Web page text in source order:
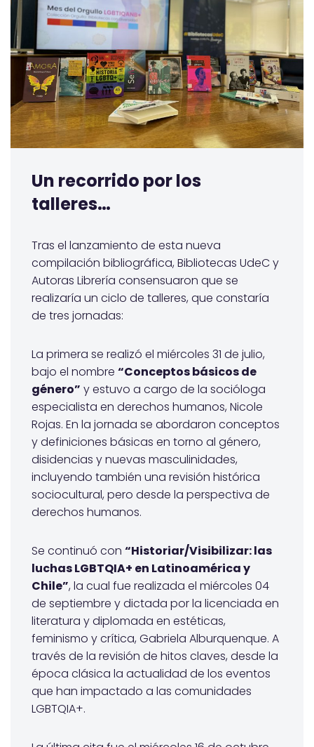
Un recorrido por los
talleres…
Tras el lanzamiento de esta nueva
compilación bibliográfica, Bibliotecas UdeC y
Autoras Librería consensuaron que se
realizaría un ciclo de talleres, que constaría
de tres jornadas:
La primera se realizó el miércoles 31 de julio,
bajo el nombre “Conceptos básicos de
género” y estuvo a cargo de la socióloga
especialista en derechos humanos, Nicole
Rojas. En la jornada se abordaron conceptos
y definiciones básicas en torno al género,
disidencias y nuevas masculinidades,
incluyendo también una revisión histórica
sociocultural, pero desde la perspectiva de
derechos humanos.
Se continuó con “Historiar/Visibilizar: las
luchas LGBTQIA+ en Latinoamérica y
Chile”, la cual fue realizada el miércoles 04
de septiembre y dictada por la licenciada en
literatura y diplomada en estéticas,
feminismo y crítica, Gabriela Alburquenque. A
través de la revisión de hitos claves, desde la
época clásica la actualidad de los eventos
que han impactado a las comunidades
LGBTQIA+.